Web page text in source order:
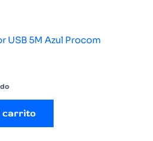
USB 5M Azul Procom
carrito